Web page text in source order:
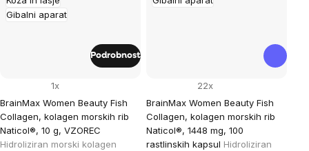
Gibalni aparat
BrainMax Women Beauty Fish
Collagen, kolagen morskih rib
Naticol®, 10 g, VZOREC
Hidroliziran morski kolagen
1x
Podrobnost
BrainMax Women Beauty Fish
Collagen, kolagen morskih rib
Naticol®, 1448 mg, 100
rastlinskih kapsul Hidroliziran
22x